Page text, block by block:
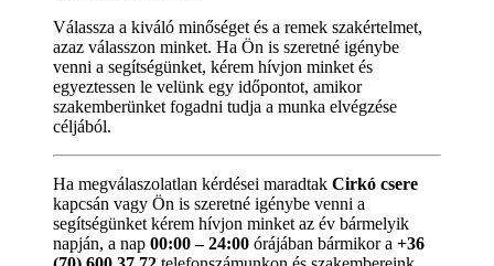
Válassza a kiváló minőséget és a remek szakértelmet,
azaz válasszon minket. Ha Ön is szeretné igénybe
venni a segítségünket, kérem hívjon minket és
egyeztessen le velünk egy időpontot, amikor
szakemberünket fogadni tudja a munka elvégzése
céljából.
Ha megválaszolatlan kérdései maradtak Cirkó csere
kapcsán vagy Ön is szeretné igénybe venni a
segítségünket kérem hívjon minket az év bármelyik
napján, a nap 00:00 – 24:00 órájában bármikor a +36